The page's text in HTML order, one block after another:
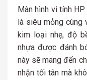
Màn hình vi tính
là siêu mỏng cùng
kim loại nhẹ, độ
nhựa được đánh
này sẽ mang đến
nhận tối tân mà